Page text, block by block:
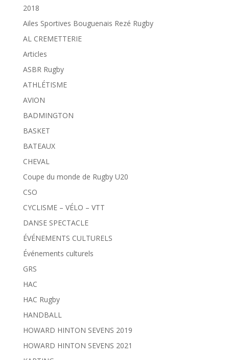
2018
Ailes Sportives Bouguenais Rezé Rugby
AL CREMETTERIE
Articles
ASBR Rugby
ATHLÉTISME
AVION
BADMINGTON
BASKET
BATEAUX
CHEVAL
Coupe du monde de Rugby U20
CSO
CYCLISME – VÉLO – VTT
DANSE SPECTACLE
ÉVÉNEMENTS CULTURELS
Événements culturels
GRS
HAC
HAC Rugby
HANDBALL
HOWARD HINTON SEVENS 2019
HOWARD HINTON SEVENS 2021